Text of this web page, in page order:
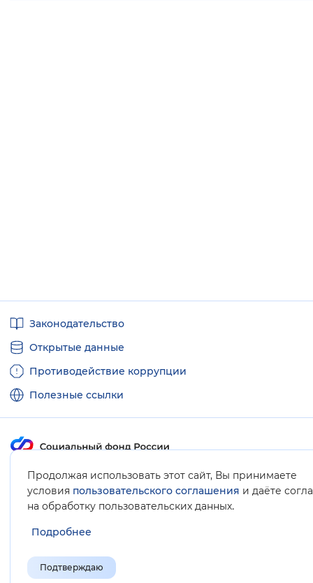
Продолжая использовать этот сайт, Вы принимаете
условия пользовательского соглашения и даёте
на обработку пользовательских данных.
Подробнее
Подтверждаю
ссылкиЗаконодательство
Открытые данные
Противодействие коррупции
Полезные ссылки
Карта сайта
© Социальный фонд России, 2008-2026